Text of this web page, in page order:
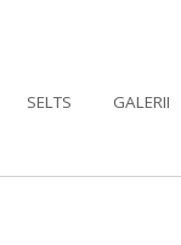
SELTS GALERII